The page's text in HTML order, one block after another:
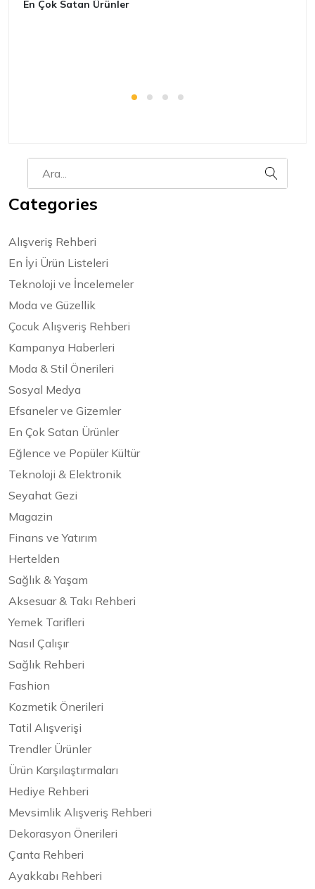
En Çok Satan Ürünler
Categories
Alışveriş Rehberi
En İyi Ürün Listeleri
Teknoloji ve İncelemeler
Moda ve Güzellik
Çocuk Alışveriş Rehberi
Kampanya Haberleri
Moda & Stil Önerileri
Sosyal Medya
Efsaneler ve Gizemler
En Çok Satan Ürünler
Eğlence ve Popüler Kültür
Teknoloji & Elektronik
Seyahat Gezi
Magazin
Finans ve Yatırım
Hertelden
Sağlık & Yaşam
Aksesuar & Takı Rehberi
Yemek Tarifleri
Nasıl Çalışır
Sağlık Rehberi
Fashion
Kozmetik Önerileri
Tatil Alışverişi
Trendler Ürünler
Ürün Karşılaştırmaları
Hediye Rehberi
Mevsimlik Alışveriş Rehberi
Dekorasyon Önerileri
Çanta Rehberi
Ayakkabı Rehberi